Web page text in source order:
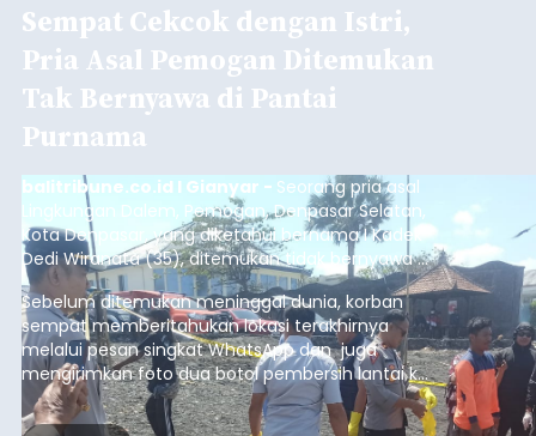
Sempat Cekcok dengan Istri,
Pria Asal Pemogan Ditemukan
Tak Bernyawa di Pantai
Purnama
balitribune.co.id I Gianyar - Seorang pria asal
Lingkungan Dalem, Pemogan, Denpasar Selatan,
Kota Denpasar, yang diketahui bernama I Kadek
Dedi Wiranata (35), ditemukan tidak bernyawa di
pesisir Pantai Purnama, Sukawati.
Sebelum ditemukan meninggal dunia, korban
sempat memberitahukan lokasi terakhirnya
melalui pesan singkat WhatsApp dan juga
mengirimkan foto dua botol pembersih lantai ke
istrinya.